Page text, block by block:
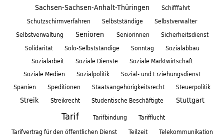
Sachsen-Sachsen-Anhalt-Thüringen
Schifffahrt
Schutzschirmverfahren
Selbstständige
Selbstverwalter
Selbstverwaltung
Senioren Seniorinnen
Sicherheitsdienst
Solidarität
Solo-Selbstständige Sonntag
Sozialabbau
Sozialarbeit
Soziale Dienste
Soziale Marktwirtschaft
Soziale Medien
Sozialpolitik
Sozial- und Erziehungsdienst
Spanien
Speditionen Staatsangehörigkeitsrecht Steuerpolitik
Streik Streikrecht Studentische Beschäftigte Stuttgart
Tarif Tarifbindung
Tarifflucht
Tarifvertrag für den öffentlichen Dienst
Teilzeit
Telekommunikation